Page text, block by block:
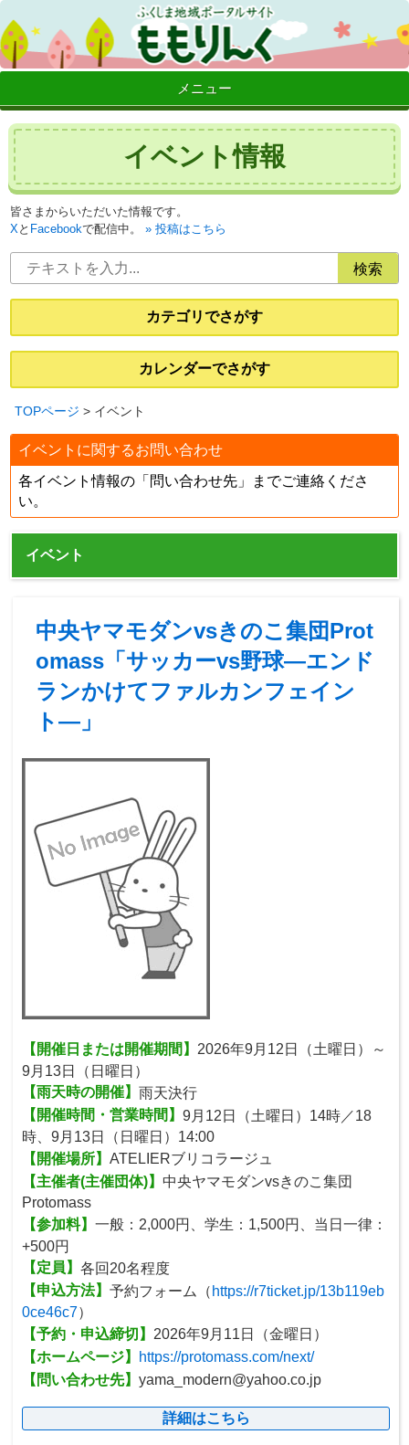
メニュー
イベント情報
皆さまからいただいた情報です。
Xと Facebookで配信中。 投稿はこちら
カテゴリでさがす
カレンダーでさがす
TOPページ > イベント
イベントに関するお問い合わせ
各イベント情報の「問い合わせ先」までご連絡くださ
い。
イベント
中央ヤマモダンvsきのこ集団Prot
omass「サッカーvs野球―エンド
ランかけてファルカンフェイン
ト―」
【開催日または開催期間】 2026年9月12日（土曜日）～
9月13日（日曜日）
【雨天時の開催】雨天決行
【開催時間・営業時間】9月12日（土曜日）14時／18
時、9月13日（日曜日）14:00
【開催場所】ATELIERブリコラージュ
【主催者(主催団体)】 中央ヤマモダンvsきのこ集団
Protomass
【参加料】一般：2,000円、学生：1,500円、当日一律：
+500円
【定員】各回20名程度
【申込方法】予約フォーム（https://r7ticket.jp/13b119eb
0ce46c7）
【予約・申込締切】 2026年9月11日（金曜日）
【ホームページ】
https://protomass.com/next/
【問い合わせ先】yama_modern@yahoo.co.jp
詳細はこちら